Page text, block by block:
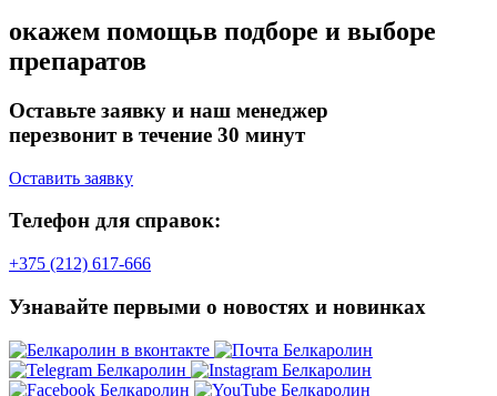
окажем помощьв подборе и выборе
препаратов
Оставьте заявку и наш менеджер
перезвонит в течение 30 минут
Оставить заявку
Телефон для справок:
+375 (212) 617-666
Узнавайте первыми о новостях и новинках